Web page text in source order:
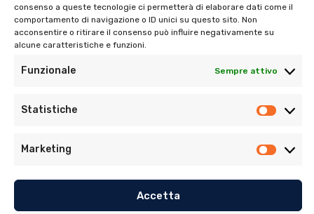
consenso a queste tecnologie ci permetterà di elaborare dati come il
comportamento di navigazione o ID unici su questo sito. Non
acconsentire o ritirare il consenso può influire negativamente su
alcune caratteristiche e funzioni.
Funzionale Sempre attivo
Statistiche
Marketing
Accetta
Tel:06 272342
Tel:393 9810086
Dentistico Santaniello Alimonti